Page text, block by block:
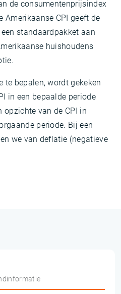
de consumentenprijsindex
Amerikaanse CPI geeft de
standaardpakket aan
huishoudens
te bepalen, wordt gekeken
in een bepaalde periode
opzichte van de CPI in
periode. Bij een
we van deflatie (negatieve